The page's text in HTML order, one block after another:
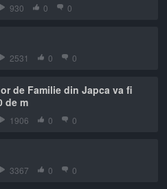
930 0 0
2531 0 0
de Familie din Japca va fi
de m
1906 0 0
3367 0 0